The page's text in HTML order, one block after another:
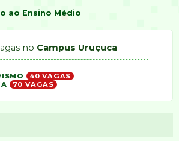
ao Ensino Médio
no Campus Uruçuca
40 VAGAS
70 VAGAS